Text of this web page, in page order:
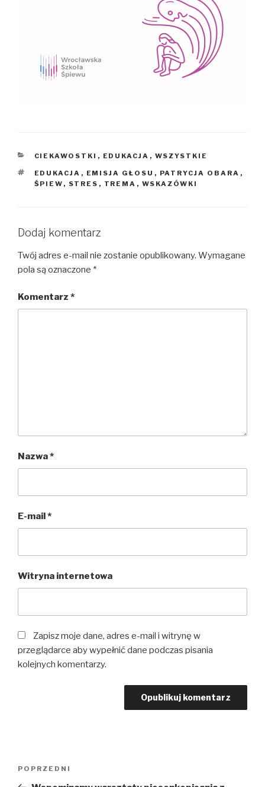
KATEGORIE
CIEKAWOSTKI , EDUKACJA , WSZYSTKIE
TAGI
EDUKACJA , EMISJA GŁOSU , PATRYCJA OBARA ,
ŚPIEW , STRES , TREMA , WSKAZÓWKI
Dodaj komentarz
Twój adres e-mail nie zostanie opublikowany. Wymagane
pola są oznaczone *
Komentarz *
Nazwa*
E-mail*
Witryna internetowa
Zapisz moje dane, adres e-mail i witrynę w
przeglądarce aby wypełnić dane podczas pisania
kolejnych komentarzy.
Poprzedni
wpis
POPRZEDNI